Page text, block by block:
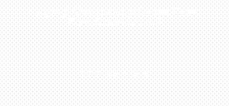
Kunjungi Atau Hubungi Dealer Resmi
Kami Di Kota Anda!
0813-1054-7548